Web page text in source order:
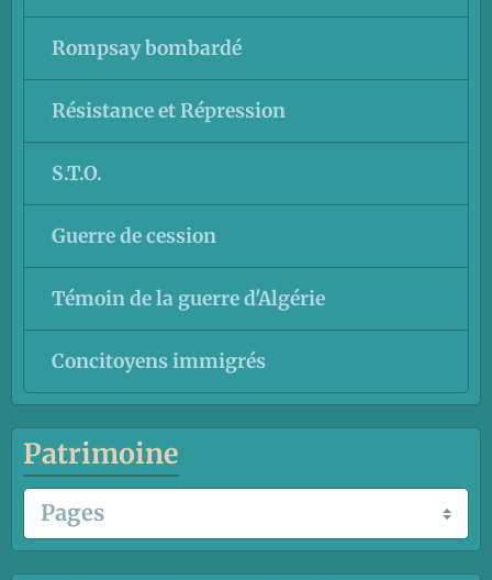
Rompsay bombardé
Résistance et Répression
S.T.O.
Guerre de cession
Témoin de la guerre d'Algérie
Concitoyens immigrés
Patrimoine